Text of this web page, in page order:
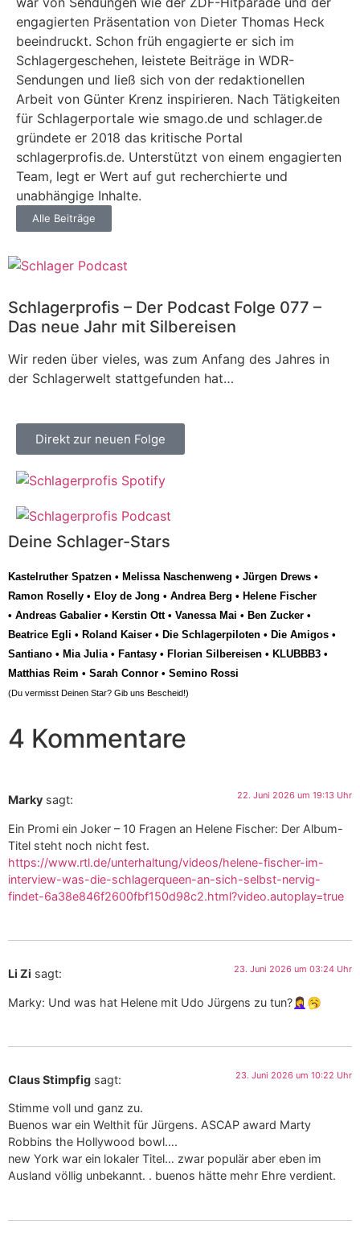
engagierten Präsentation von Dieter Thomas Heck
beeindruckt. Schon früh engagierte er sich im
Schlagergeschehen, leistete Beiträge in WDR-
Sendungen und ließ sich von der redaktionellen
Arbeit von Günter Krenz inspirieren. Nach Tätigkeiten
für Schlagerportale wie smago.de und schlager.de
gründete er 2018 das kritische Portal
schlagerprofis.de. Unterstützt von einem engagierten
Team, legt er Wert auf gut recherchierte und
unabhängige Inhalte.
Alle Beiträge
Schlagerprofis – Der Podcast Folge 077 –
Das neue Jahr mit Silbereisen
Wir reden über vieles, was zum Anfang des Jahres in
der Schlagerwelt stattgefunden hat…
Direkt zur neuen Folge
Deine Schlager-Stars
Kastelruther Spatzen • Melissa Naschenweng • Jürgen Drews •
Ramon Roselly • Eloy de Jong • Andrea Berg • Helene Fischer
• Andreas Gabalier • Kerstin Ott• Vanessa Mai • Ben Zucker •
Beatrice Egli • Roland Kaiser • Die Schlagerpiloten • Die Amigos •
Santiano • Mia Julia• Fantasy • Florian Silbereisen • KLUBBB3 •
Matthias Reim • Sarah Connor • Semino Rossi
(Du vermisst Deinen Star? Gib uns Bescheid!)
4 Kommentare
Marky sagt: 22. Juni 2026 um 19:13 Uhr
Ein Promi ein Joker – 10 Fragen an Helene Fischer: Der Album-
Titel steht noch nicht fest.
https://www.rtl.de/unterhaltung/videos/helene-fischer-im-
interview-was-die-schlagerqueen-an-sich-selbst-nervig-
findet-6a38e846f2600fbf150d98c2.html?video.autoplay=true
Li Zi sagt: 23. Juni 2026 um 03:24 Uhr
Marky: Und was hat Helene mit Udo Jürgens zu tun?🤦‍♀️🥱
Claus Stimpfig sagt: 23. Juni 2026 um 10:22 Uhr
Stimme voll und ganz zu.
Buenos war ein Welthit für Jürgens. ASCAP award Marty
Robbins the Hollywood bowl….
new York war ein lokaler Titel… zwar populär aber eben im
Ausland völlig unbekannt. . buenos hätte mehr Ehre verdient.